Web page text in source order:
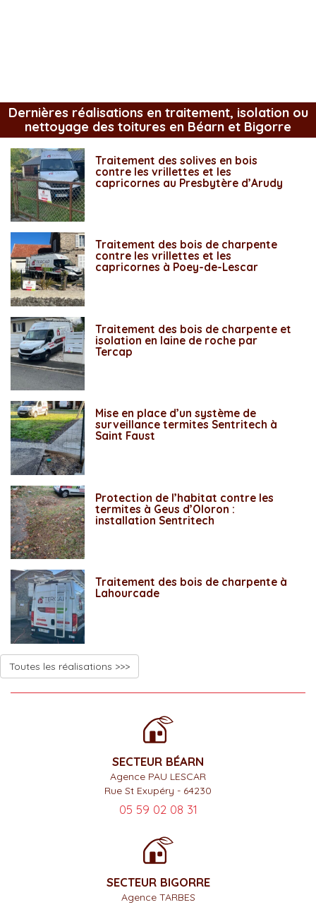
Dernières réalisations en traitement, isolation ou
nettoyage des toitures en Béarn et Bigorre
Traitement des solives en bois
contre les vrillettes et les
capricornes au Presbytère d’Arudy
Traitement des bois de charpente
contre les vrillettes et les
capricornes à Poey-de-Lescar
Traitement des bois de charpente et
isolation en laine de roche par
Tercap
Mise en place d’un système de
surveillance termites Sentritech à
Saint Faust
Protection de l’habitat contre les
termites à Geus d’Oloron :
installation Sentritech
Traitement des bois de charpente à
Lahourcade
Toutes les réalisations >>>
SECTEUR BÉARN
Agence PAU LESCAR
Rue St Exupéry - 64230
05 59 02 08 31
SECTEUR BIGORRE
Agence TARBES